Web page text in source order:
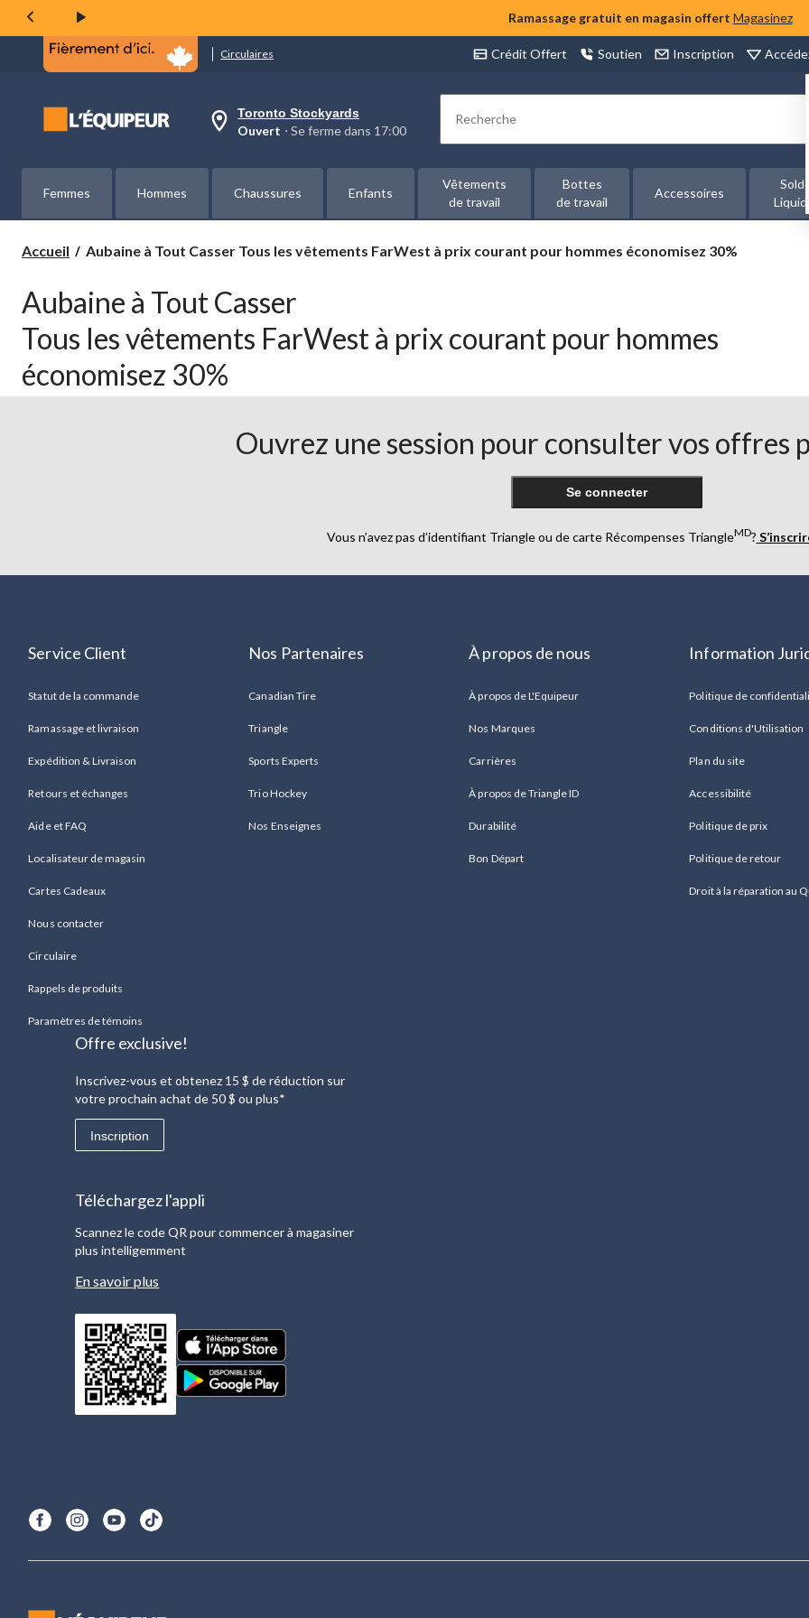
Ramassage gratuit en magasin offert Magasinez
Circulaires Crédit Offert Soutien Inscription
votre
est
Toronto
Stockyards,
ferme
17:00
cliquer
changer
Toronto Stockyards
Ouvert ⋅ Se ferme dans 17:00 Rechercher
Femmes Hommes Chaussures Enfants
Vêtements
de travail
Bottes
de travail
Accessoires
Accueil
Aubaine
Casser
Tous
les
vêtements
FarWest
à
Aubaine à Tout Casser Tous les vêtements FarWest à prix courant pour hommes économisez 30%
Aubaine à Tout Casser
Tous les vêtements FarWest à prix courant pour hommes
économisez 30%
Ouvrez une session pour consulter vos offres
Se connecter
Vous n’avez pas d’identifiant Triangle ou de carte Récompenses TriangleMD?
Service Client
Statut de la commande
Ramassage et livraison
Expédition & Livraison
Retours et échanges
Aide et FAQ
Localisateur de magasin
Cartes Cadeaux
Nous contacter
Circulaire
Rappels de produits
Paramètres de témoins
Nos Partenaires
Canadian Tire
Triangle
Sports Experts
Trio Hockey
Nos Enseignes
À propos de nous
À propos de L'Equipeur
Nos Marques
Carrières
À propos de Triangle ID
Durabilité
Bon Départ
Information
Politique de
Conditions d'Utilisation
Plan du site
Accessibilité
Politique de prix
Politique de retour
Droit à la réparation au
Offre exclusive!
Inscrivez-vous et obtenez 15 $ de réduction sur
votre prochain achat de 50 $ ou plus*
Inscription
Téléchargez l'appli
Scannez le code QR pour commencer à magasiner
plus intelligemment
En savoir plus